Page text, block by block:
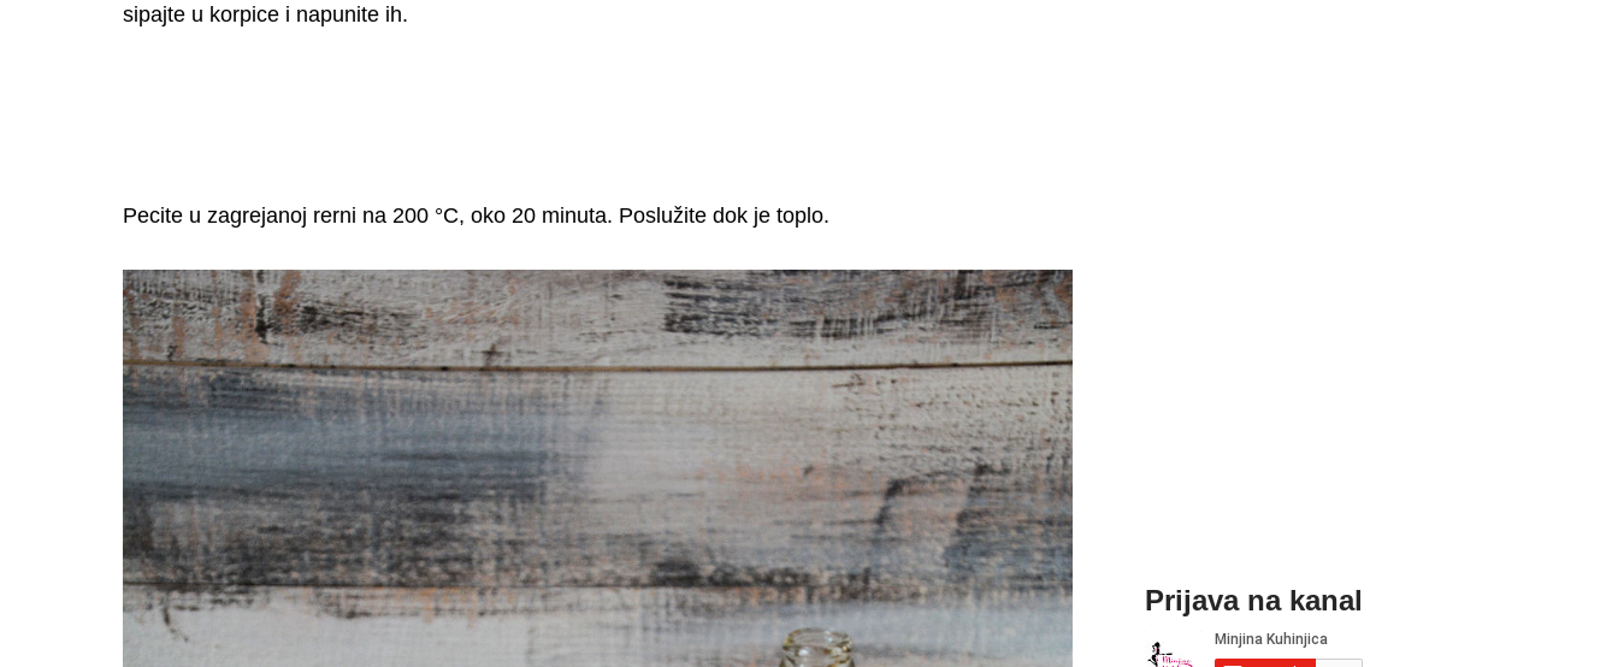
sipajte u korpice i napunite ih.
Pecite u zagrejanoj rerni na 200 °C, oko 20 minuta. Poslužite dok je toplo.
Prijava na kanal